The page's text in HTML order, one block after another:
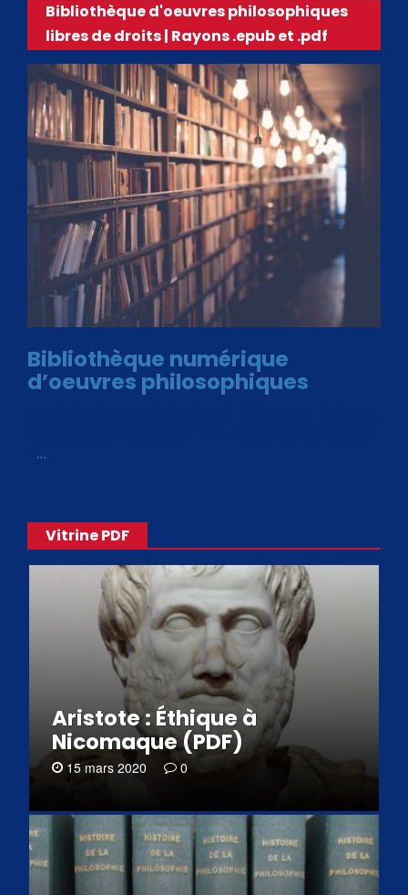
Bibliothèque d'oeuvres philosophiques
libres de droits | Rayons .epub et .pdf
Bibliothèque numérique
d’oeuvres philosophiques
…
Vitrine PDF
Aristote : Éthique à
Nicomaque (PDF)
15 mars 2020 0